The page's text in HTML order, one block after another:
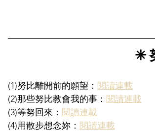
✳︎
(1)努比離開前的願望： 閱讀連載
(2)那些努比教會我的事： 閱讀連載
(3)等努回來： 閱讀連載
(4)用散步想念妳： 閱讀連載